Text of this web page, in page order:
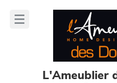
L'Ameublier